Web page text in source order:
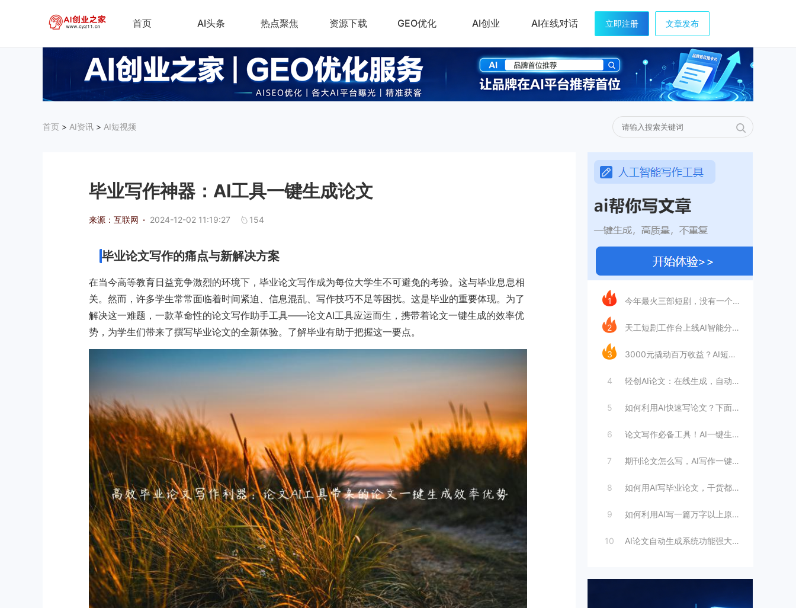
首页 AI头条 热点聚焦 资源下载 GEO优化 AI创业 AI在线对话 立即注册 文章发布
首页 > AI资讯 > AI短视频
今日推荐
1 今年最火三部短剧，没有一个“正经团队”
2 天工短剧工作台上线AI智能分镜，普通人做
3 3000元撬动百万收益？AI短剧是否是靠
4 轻创AI论文：在线生成，自动完成毕业论文
5 如何利用AI快速写论文？下面这个方法教你
6 论文写作必备工具！AI一键生成万字论文，
7 期刊论文怎么写，AI写作一键生成！三分钟
8 如何用AI写毕业论文，干货都在这里
9 如何利用AI写一篇万字以上原创论文（步骤
10 AI论文自动生成系统功能强大，一键出稿，
毕业写作神器：AI工具一键生成论文
来源：互联网 · 2024-12-02 11:19:27 154
毕业论文写作的痛点与新解决方案
在当今高等教育日益竞争激烈的环境下，毕业论文写作成为每位大学生不可避免的考验。这与毕业息息相
关。然而，许多学生常常面临着时间紧迫、信息混乱、写作技巧不足等困扰。这是毕业的重要体现。为了
解决这一难题，一款革命性的论文写作助手工具——论文AI工具应运而生，携带着论文一键生成的效率优
势，为学生们带来了撰写毕业论文的全新体验。了解毕业有助于把握这一要点。